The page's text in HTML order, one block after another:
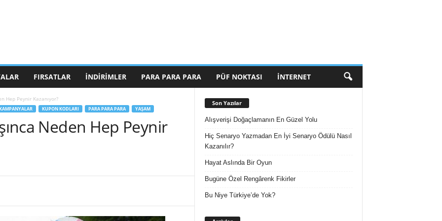
FIRSATLAR İNDIRIMLER PARA PARA PARA PÜF NOKTASI İNTERNET
Hep Peynir Kazanıyor?
KUPON KODLARI PARA PARA PARA YAŞAM
Neden Hep Peynir
Son Yazılar
Alışverişi Doğaçlamanın En Güzel Yolu
Hiç Senaryo Yazmadan En İyi Senaryo Ödülü Nasıl
Kazanılır?
Hayat Aslında Bir Oyun
Bugüne Özel Rengârenk Fikirler
Bu Niye Türkiye’de Yok?